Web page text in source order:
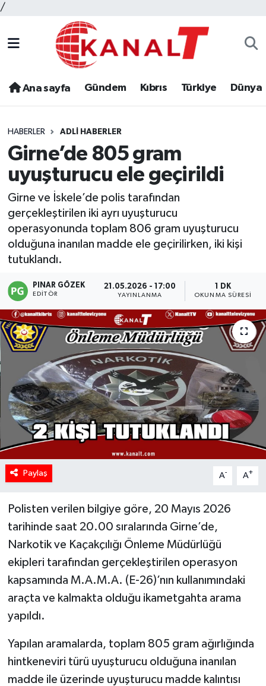
/
Ana sayfa Gündem Kıbrıs Türkiye Dünya
HABERLER ADLI HABERLER
Girne’de 805 gram
uyuşturucu ele geçirildi
Girne ve İskele’de polis tarafından
gerçekleştirilen iki ayrı uyuşturucu
operasyonunda toplam 806 gram uyuşturucu
olduğuna inanılan madde ele geçirilirken, iki kişi
tutuklandı.
PINAR GÖZEK
EDITÖR
21.05.2026 - 17:00
YAYINLANMA
1 DK
OKUNMA SÜRESI
Paylaş A- A+
Polisten verilen bilgiye göre, 20 Mayıs 2026
tarihinde saat 20.00 sıralarında Girne’de,
Narkotik ve Kaçakçılığı Önleme Müdürlüğü
ekipleri tarafından gerçekleştirilen operasyon
kapsamında M.A.M.A. (E-26)’nın kullanımındaki
araçta ve kalmakta olduğu ikametgahta arama
yapıldı.
Yapılan aramalarda, toplam 805 gram ağırlığında
hintkeneviri türü uyuşturucu olduğuna inanılan
madde ile üzerinde uyuşturucu madde kalıntısı